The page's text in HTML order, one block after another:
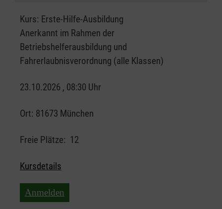
Kurs: Erste-Hilfe-Ausbildung
Anerkannt im Rahmen der
Betriebshelferausbildung und
Fahrerlaubnisverordnung (alle Klassen)
23.10.2026 , 08:30 Uhr
Ort: 81673 München
Freie Plätze: 12
Kursdetails
Anmelden